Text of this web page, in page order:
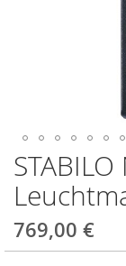
769,00 €
Zum
Anfang
der
springen